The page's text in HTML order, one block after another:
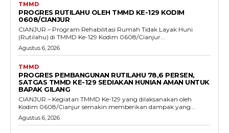
TMMD
PROGRES RUTILAHU OLEH TMMD KE-129 KODIM
0608/CIANJUR
CIANJUR – Program Rehabilitasi Rumah Tidak Layak Huni
(Rutilahu) di TMMD Ke-129 Kodim 0608/Cianjur...
Agustus 6, 2026
TMMD
PROGRES PEMBANGUNAN RUTILAHU 78,6 PERSEN,
SATGAS TMMD KE-129 SEDIAKAN HUNIAN AMAN UNTUK
BAPAK GILANG
CIANJUR – Kegiatan TMMD Ke-129 yang dilaksanakan oleh
Kodim 0608/Cianjur semakin memberikan dampak yang...
Agustus 6, 2026